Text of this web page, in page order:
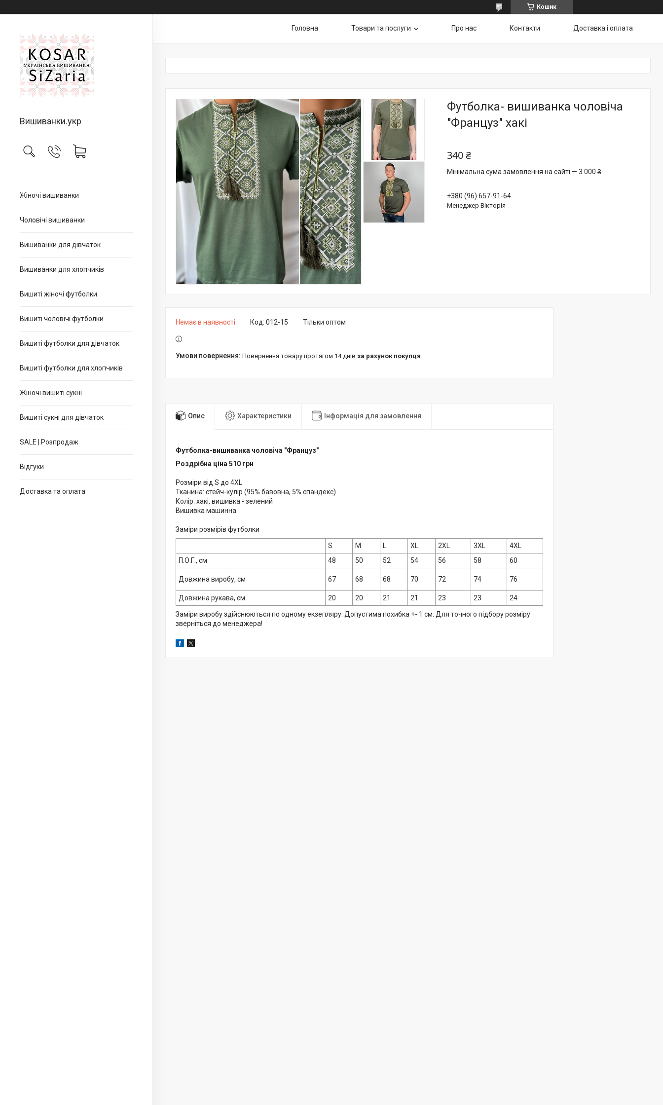
Кошик
Вишиванки.укр
Жіночі вишиванки
Чоловічі вишиванки
Вишиванки для дівчаток
Вишиванки для хлопчиків
Вишиті жіночі футболки
Вишиті чоловічі футболки
Вишиті футболки для дівчаток
Вишиті футболки для хлопчиків
Жіночі вишиті сукні
Вишиті сукні для дівчаток
SALE | Розпродаж
Відгуки
Доставка та оплата
Головна Товари та послуги Про нас Контакти Доставка і оплата
Футболка- вишиванка чоловіча
"Француз" хакі
340 ₴
Мінімальна сума замовлення на сайті — 3 000 ₴
+380 (96) 657-91-64
Менеджер Вікторія
Немає в наявності Тільки оптом
Код: 012-15
повернення товару протягом 14 днів за рахунок покупця
Опис Характеристики Інформація для замовлення
Футболка-вишиванка чоловіча "Француз"
Роздрібна ціна 510 грн
Розміри від S до 4ХL
Тканина: стейч-кулір (95% бавовна, 5% спандекс)
Колір: хакі, вишивка - зелений
Вишивка машинна
Заміри розмірів футболки
S M L XL 2XL 3XL
4XL
П.О.Г., см
48 50 52 54 56 58 60
Довжина виробу, см 67 68 68 70 72 74 76
Довжина рукава, см 20 20 21 21 23 23 24
Заміри виробу здійснюються по одному екзепляру. Допустима похибка +- 1 см. Для точного підбору розміру
зверніться до менеджера!